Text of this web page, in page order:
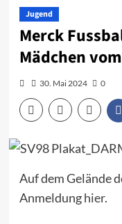
Jugend
Merck
Mädchen
30. Mai 2024 0
Auf dem Gelände
Anmeldunghier.